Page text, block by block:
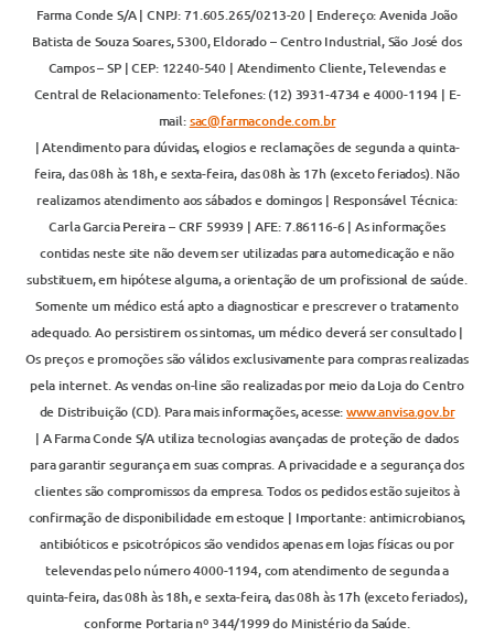
Farma Conde S/A | CNPJ: 71.605.265/0213-20 | Endereço: Avenida João
Batista de Souza Soares, 5300, Eldorado – Centro Industrial, São José dos
Campos – SP | CEP: 12240-540 | Atendimento Cliente, Televendas e
Central de Relacionamento: Telefones: (12) 3931-4734 e 4000-1194 | E-
mail:sac@farmaconde.com.br
| Atendimento para dúvidas, elogios e reclamações de segunda a quinta-
feira, das 08h às 18h, e sexta-feira, das 08h às 17h (exceto feriados). Não
realizamos atendimento aos sábados e domingos | Responsável Técnica:
Carla Garcia Pereira – CRF 59939 | AFE: 7.86116-6 | As informações
contidas neste site não devem ser utilizadas para automedicação e não
substituem, em hipótese alguma, a orientação de um profissional de saúde.
Somente um médico está apto a diagnosticar e prescrever o tratamento
adequado. Ao persistirem os sintomas, um médico deverá ser consultado |
Os preços e promoções são válidos exclusivamente para compras realizadas
pela internet. As vendas on-line são realizadas por meio da Loja do Centro
de Distribuição (CD). Para mais informações, acesse:www.anvisa.gov.br
| A Farma Conde S/A utiliza tecnologias avançadas de proteção de dados
para garantir segurança em suas compras. A privacidade e a segurança dos
clientes são compromissos da empresa. Todos os pedidos estão sujeitos à
confirmação de disponibilidade em estoque | Importante: antimicrobianos,
antibióticos e psicotrópicos são vendidos apenas em lojas físicas ou por
televendas pelo número 4000-1194, com atendimento de segunda a
quinta-feira, das 08h às 18h, e sexta-feira, das 08h às 17h (exceto feriados),
conforme Portaria nº 344/1999 do Ministério da Saúde.